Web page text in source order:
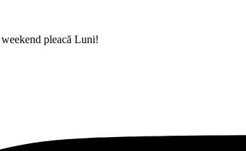
pleacă Luni!